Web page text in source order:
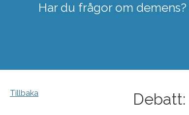
Har du frågor om
Tillbaka